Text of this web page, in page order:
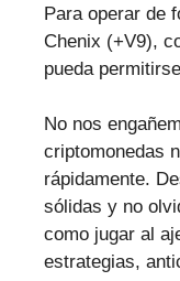
Para operar de
Chenix (+V9),
pueda
No nos
criptomonedas
rápidamente.
sólidas y no
como jugar al
estrategias,